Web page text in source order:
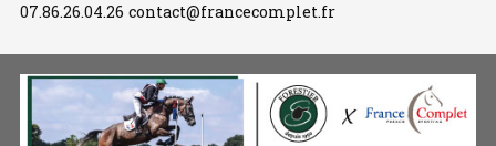
07.86.26.04.26 contact@francecomplet.fr